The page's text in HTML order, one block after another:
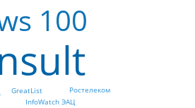
100
Ростелеком
InfoWatch ЭАЦ
GreatList